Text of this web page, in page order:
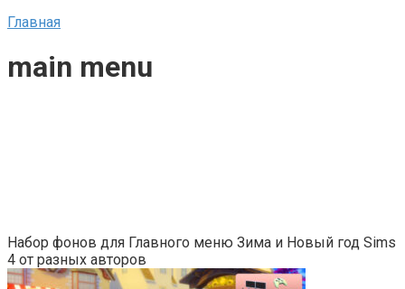
Главная
main menu
Набор фонов для Главного меню Зима и Новый год Sims
4 от разных авторов